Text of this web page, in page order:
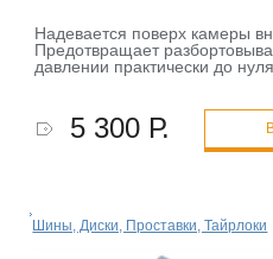
Надевается поверх камеры
Предотвращает
давлении практически до нуля.
5 300 Р.
Шины, Диски, Проставки, Тайрлоки